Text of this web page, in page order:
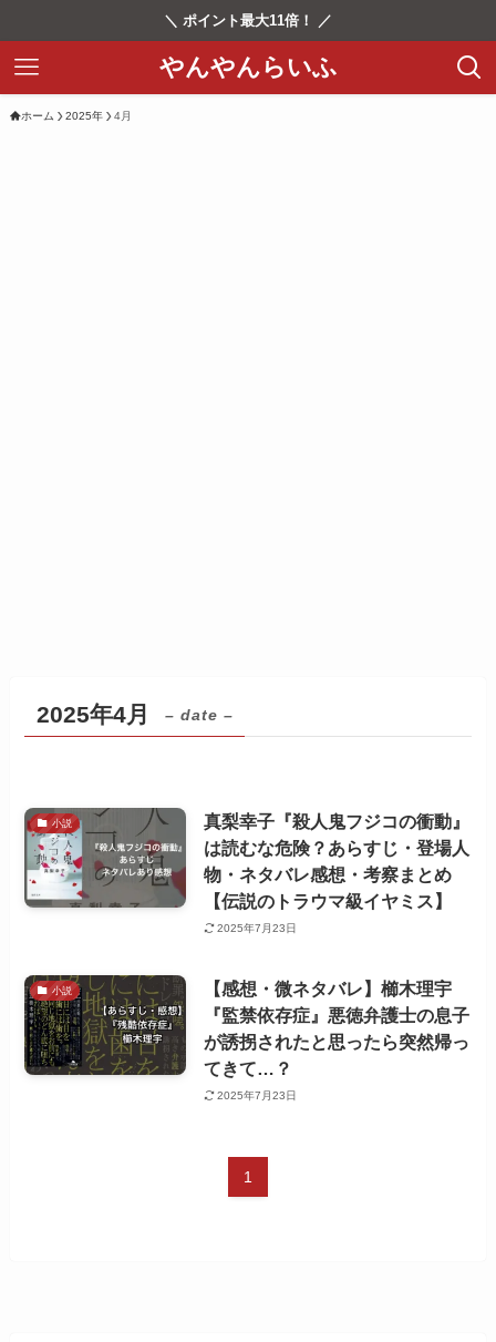
＼ ポイント最大11倍！ ／
やんやんらいふ
ホーム 2025年 4月
2025年4月 – date –
小説
真梨幸子『殺人鬼フジコの衝動』
は読むな危険？あらすじ・登場人
物・ネタバレ感想・考察まとめ
【伝説のトラウマ級イヤミス】
2025年7月23日
小説
【感想・微ネタバレ】櫛木理宇
『監禁依存症』悪徳弁護士の息子
が誘拐されたと思ったら突然帰っ
てきて…？
2025年7月23日
1